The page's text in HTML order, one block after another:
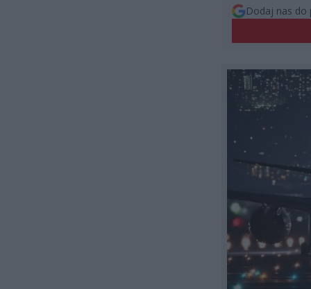
Dodaj nas do